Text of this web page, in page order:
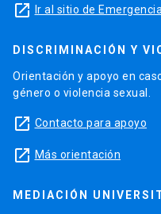
launch Ir al sitio de
DISCRIMINACIÓN Y
Orientación y apoyo en
género o violencia sexual.
launch Contacto para apoyo
launch Más orientación
MEDIACIÓN